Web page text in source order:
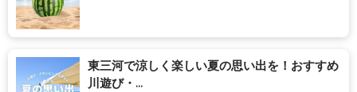
東三河で涼しく楽しい夏の思い出を！おすすめ
川遊び・...